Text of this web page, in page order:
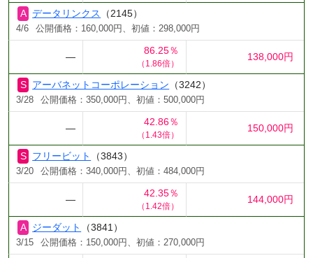
データリンクス （2145）
4/6 公開価格：160,000円、初値：298,000円
―
86.25％
（1.86倍）
138,000円
アーバネットコーポレーション （3242）
3/28 公開価格：350,000円、初値：500,000円
―
42.86％
（1.43倍）
150,000円
フリービット （3843）
3/20 公開価格：340,000円、初値：484,000円
―
42.35％
（1.42倍）
144,000円
ジーダット （3841）
3/15 公開価格：150,000円、初値：270,000円